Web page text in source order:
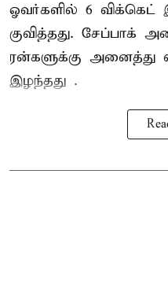
ஓவர்களில் 6 விக்கெட்
குவித்தது. சேப்பாக்
ரன்களுக்கு அனைத்து
இழந்தது .